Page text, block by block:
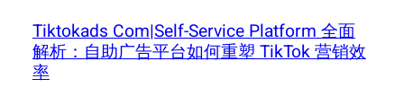
Tiktokads Com|Self-Service Platform 全面
解析：自助广告平台如何重塑 TikTok 营销效
率